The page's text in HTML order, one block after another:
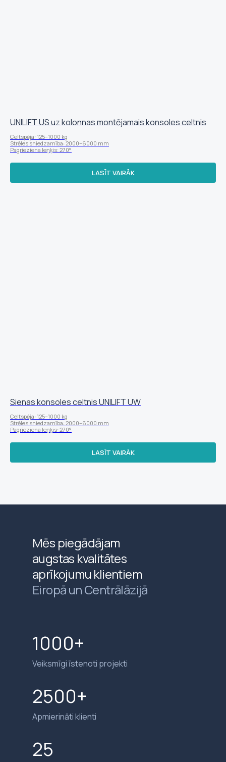
UNILIFT US uz kolonnas montējamais konsoles celtnis
Celtspēja: 125–1000 kg
Strēles sniedzamība: 2000–6000 mm
Pagrieziena leņķis: 270°
LASĪT VAIRĀK
Sienas konsoles celtnis UNILIFT UW
Celtspēja: 125–1000 kg
Strēles sniedzamība: 2000–6000 mm
Pagrieziena leņķis: 270°
LASĪT VAIRĀK
Mēs piegādājam
augstas kvalitātes
aprīkojumu klientiem
Eiropā un Centrālāzijā
1000+
Veiksmīgi īstenoti projekti
25
2500+
Apmierināti klienti